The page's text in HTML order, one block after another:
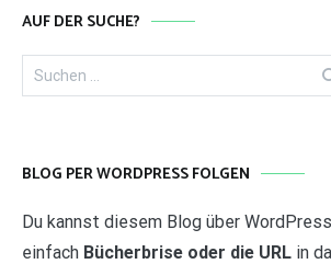
AUF DER SUCHE?
nach:
BLOG PER WORDPRESS FOLGEN
Du kannst diesem Blog über
einfach Bücherbrise oder die URL in